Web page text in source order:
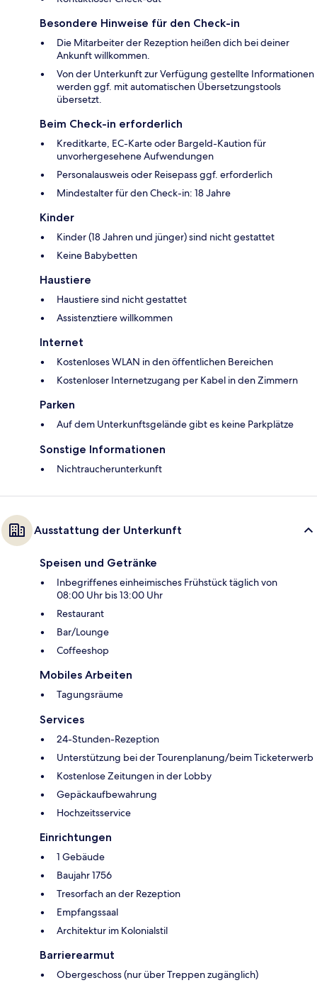
Besondere Hinweise für den Check-in
Die Mitarbeiter der Rezeption heißen dich bei deiner
Ankunft willkommen.
Von der Unterkunft zur Verfügung gestellte Informationen
werden ggf. mit automatischen Übersetzungstools
übersetzt.
Beim Check-in erforderlich
Kreditkarte, EC-Karte oder Bargeld-Kaution für
unvorhergesehene Aufwendungen
Personalausweis oder Reisepass ggf. erforderlich
Mindestalter für den Check-in: 18 Jahre
Kinder
Kinder (18 Jahren und jünger) sind nicht gestattet
Keine Babybetten
Haustiere
Haustiere sind nicht gestattet
Assistenztiere willkommen
Internet
Kostenloses WLAN in den öffentlichen Bereichen
Kostenloser Internetzugang per Kabel in den Zimmern
Parken
Auf dem Unterkunftsgelände gibt es keine Parkplätze
Sonstige Informationen
Nichtraucherunterkunft
Ausstattung der Unterkunft
Speisen und Getränke
Inbegriffenes einheimisches Frühstück täglich von
08:00 Uhr bis 13:00 Uhr
Restaurant
Bar/Lounge
Coffeeshop
Mobiles Arbeiten
Tagungsräume
Services
24-Stunden-Rezeption
Unterstützung bei der Tourenplanung/beim Ticketerwerb
Kostenlose Zeitungen in der Lobby
Gepäckaufbewahrung
Hochzeitsservice
Einrichtungen
1 Gebäude
Baujahr 1756
Tresorfach an der Rezeption
Empfangssaal
Architektur im Kolonialstil
Barrierearmut
Obergeschoss (nur über Treppen zugänglich)